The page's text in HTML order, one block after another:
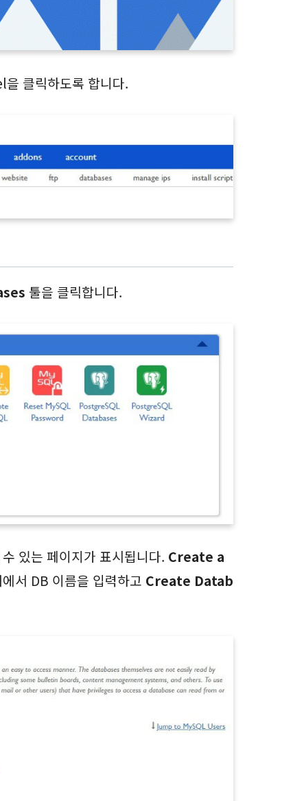
클릭하도록 합니다.
툴을 클릭합니다.
있는 페이지가 표시됩니다. Create a
서 DB 이름을 입력하고 Create Datab